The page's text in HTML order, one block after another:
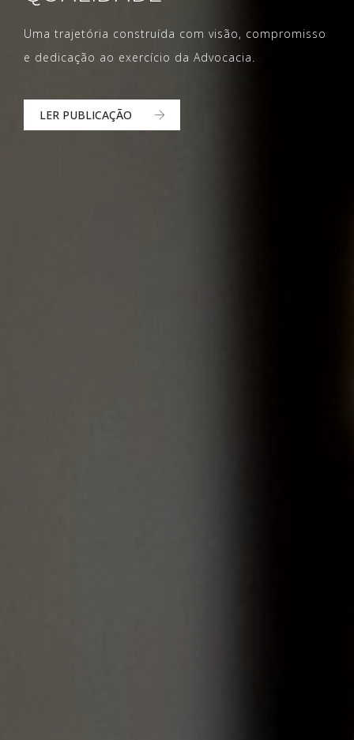
Uma trajetória construída com visão, compromisso
e dedicação ao exercício da Advocacia.
LER PUBLICAÇÃO
Uma trajetória construída com visão, compromisso
e dedicação ao exercício da Advocacia.
LER PUBLICAÇÃO
Uma trajetória construída com visão, compromisso
e dedicação ao exercício da Advocacia.
LER PUBLICAÇÃO